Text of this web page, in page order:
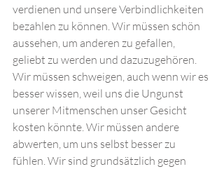
verdienen und unsere Verbindlichkeiten
bezahlen zu können. Wir müssen schön
aussehen, um anderen zu gefallen,
geliebt zu werden und dazuzugehören.
Wir müssen schweigen, auch wenn wir es
besser wissen, weil uns die Ungunst
unserer Mitmenschen unser Gesicht
kosten könnte. Wir müssen andere
abwerten, um uns selbst besser zu
fühlen. Wir sind grundsätzlich gegen